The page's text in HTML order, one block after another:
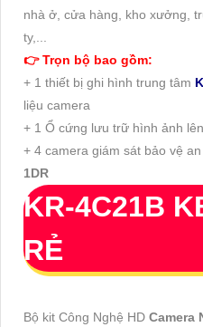
nhà ở, cửa hàng, kho xưởng,
ty,...
👉 Trọn bộ bao gồm:
+ 1 thiết bị ghi hình trung tâm
liệu camera
+ 1 Ổ cứng lưu trữ hình ảnh
+ 4 camera giám sát bảo vệ
1DR
KR-4C21B
RẺ
Bộ kit Công Nghệ HD Camera